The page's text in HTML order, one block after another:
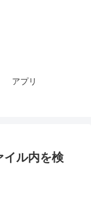
アプリ
イル内を検